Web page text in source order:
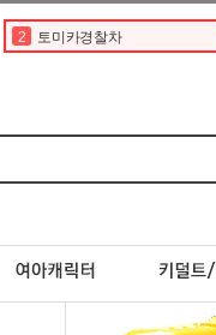
2 토미카경찰차
5 베이비버스
8 포켓몬스터카드
9 초이카